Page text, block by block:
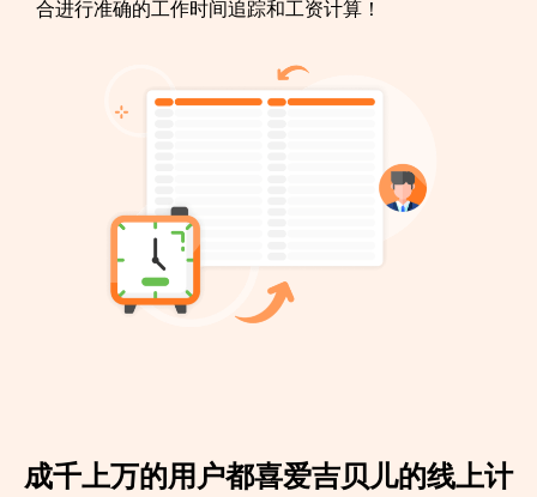
合进行准确的工作时间追踪和工资计算！
成千上万的用户都喜爱吉贝儿的线上计